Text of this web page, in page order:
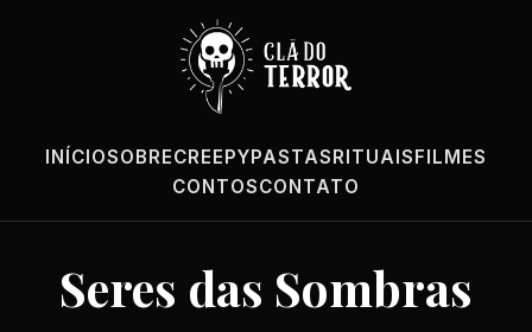
INÍCIOSOBRECREEPYPASTASRITUAISFILMES
CONTOSCONTATO
Seres das Sombras